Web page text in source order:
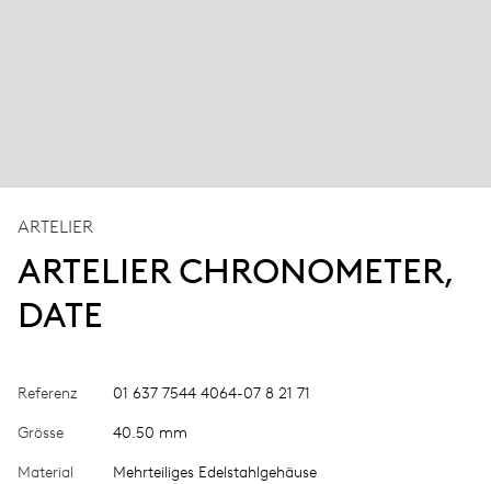
ARTELIER
ARTELIER CHRONOMETER,
DATE
Referenz 01 637 7544 4064-07 8 21 71
Grösse 40.50 mm
Material Mehrteiliges Edelstahlgehäuse